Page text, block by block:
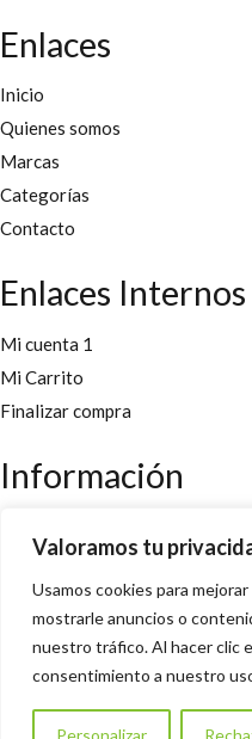
Valoramos tu
Usamos cookies para
mostrarle anuncios o
nuestro tráfico. Al hacer clic
consentimiento a nuestro
Personalizar
Enlaces
Inicio
Quienes somos
Marcas
Categorías
Contacto
Enlaces Internos
Mi cuenta 1
Mi Carrito
Finalizar compra
Información
Políticas y cookies
Política de privacidad y
Copyright 2022 ©
Ervanaria Ayamonte.